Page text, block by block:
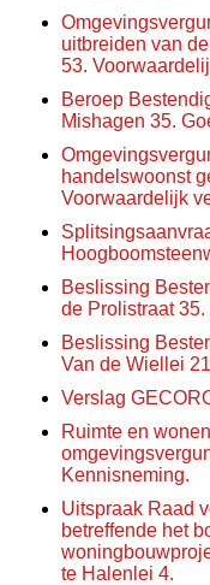
uitbreiden van
53.
Beroep
Mishagen 35.
handelswoonst
Voorwaardelijk
Beslissing
de Prolistraat
Beslissing
Van de Wiellei
Verslag
Ruimte en
Kennisneming.
Uitspraak Raad
betreffende het
te Halenlei 4.